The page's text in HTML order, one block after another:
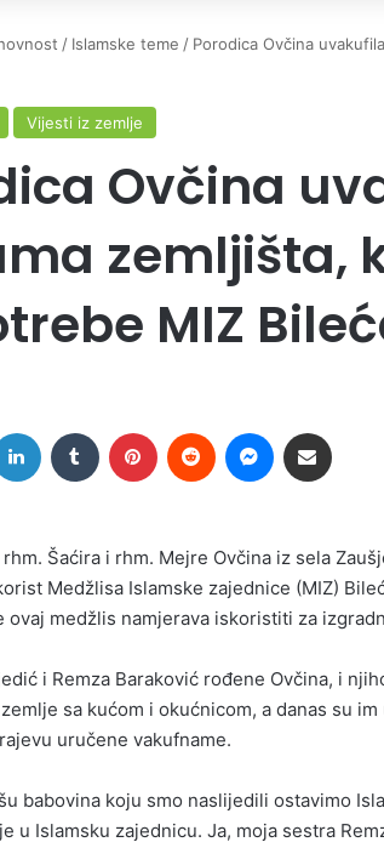
/ Islamske teme / Porodica Ovčina
Vijesti iz zemlje
Ovčina
zemljišta,
MIZ
rhm. Šaćira i rhm. Mejre Ovčina iz sela
Medžlisa Islamske zajednice (MIZ)
ovaj medžlis namjerava iskoristiti za
i Remza Baraković rođene Ovčina, i
sa kućom i okućnicom, a danas su
uručene vakufname.
babovina koju smo naslijedili ostavimo
u Islamsku zajednicu. Ja, moja sestra